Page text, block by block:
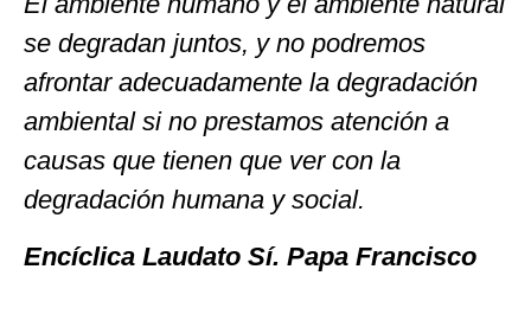
se degradan juntos, y no podremos
afrontar adecuadamente la degradación
ambiental si no prestamos atención a
causas que tienen que ver con la
degradación humana y social.
Encíclica Laudato Sí. Papa Francisco